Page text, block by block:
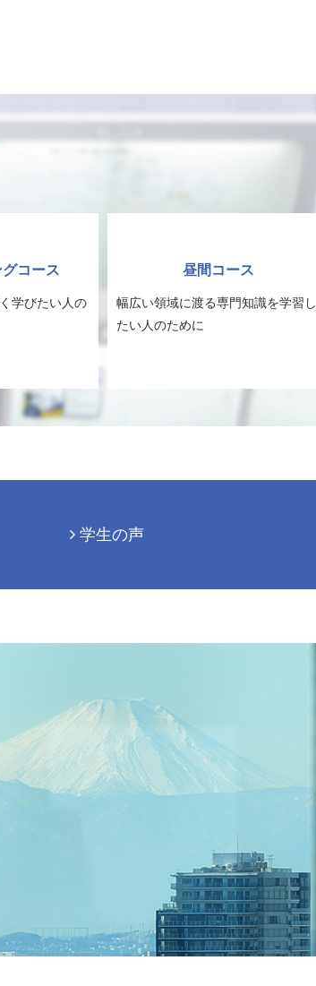
コース
学びたい人の
昼間コース
幅広い領域に渡る専門知識を学習し
たい人のために
学生の声